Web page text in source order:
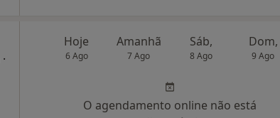
·
Hoje
6 Ago
Amanhã
7 Ago
Sáb,
8 Ago
Dom,
9 Ago
O agendamento online não está